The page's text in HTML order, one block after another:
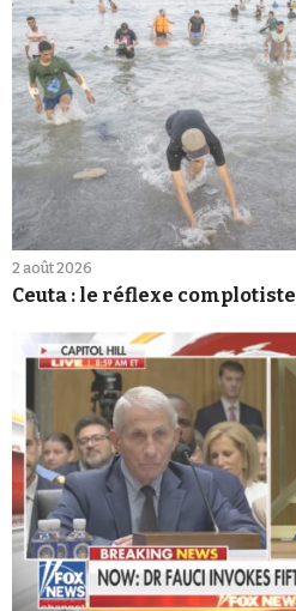
2 août 2026
Ceuta : le réflexe complotiste